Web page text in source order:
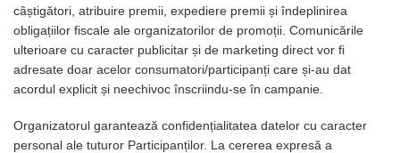
câștigători, atribuire premii, expediere premii și îndeplinirea
obligațiilor fiscale ale organizatorilor de promoții. Comunicările
ulterioare cu caracter publicitar și de marketing direct vor fi
adresate doar acelor consumatori/participanți care și-au dat
acordul explicit și neechivoc înscriindu-se în campanie.
Organizatorul garantează confidențialitatea datelor cu caracter
personal ale tuturor Participanților. La cererea expresă a